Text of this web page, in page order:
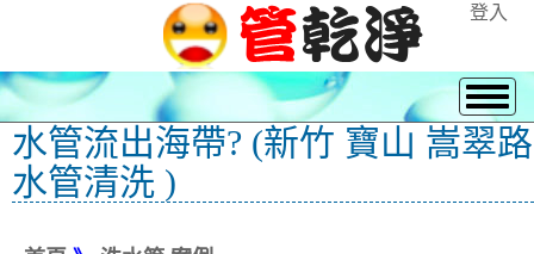
登入
水管流出海帶? (新竹 寶山 嵩翠路
水管清洗 )